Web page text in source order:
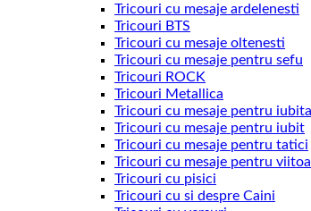
Tricouri cu mesaje ardelenesti
Tricouri BTS
Tricouri cu mesaje oltenesti
Tricouri cu mesaje pentru sefu
Tricouri ROCK
Tricouri Metallica
Tricouri cu mesaje pentru iubita
Tricouri cu mesaje pentru iubit
Tricouri cu mesaje pentru tatici
Tricouri cu mesaje pentru
Tricouri cu pisici
Tricouri cu si despre Caini